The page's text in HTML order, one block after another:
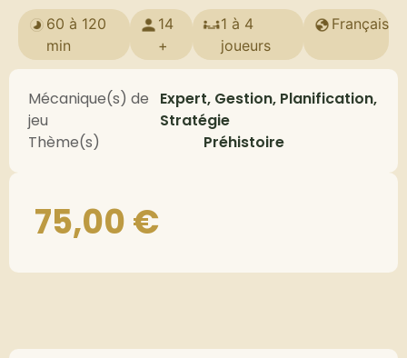
60 à 120
min
14
+
1 à 4
joueurs
Français
Mécanique(s) de
jeu
Expert, Gestion, Planification,
Stratégie
Thème(s)
Préhistoire
75,00€